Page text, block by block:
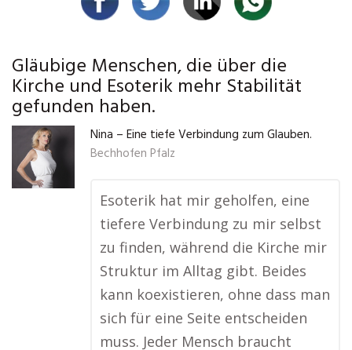
Gläubige Menschen, die über die
Kirche und Esoterik mehr Stabilität
gefunden haben.
Nina – Eine tiefe Verbindung zum Glauben.
Bechhofen Pfalz
Esoterik hat mir geholfen, eine
tiefere Verbindung zu mir selbst
zu finden, während die Kirche mir
Struktur im Alltag gibt. Beides
kann koexistieren, ohne dass man
sich für eine Seite entscheiden
muss. Jeder Mensch braucht